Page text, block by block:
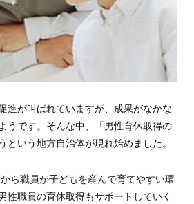
進が叫ばれていますが、成果がなかな
うです。そんな中、「男性育休取得の
という地方自治体が現れ始めました。
ら職員が子どもを産んで育てやすい環
性職員の育休取得もサポートしていく